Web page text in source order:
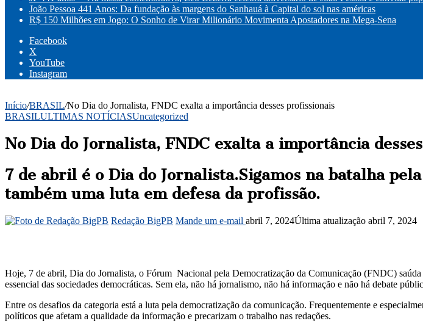
João Pessoa 441 Anos: Da fundação às margens do Sanhauá à Capital do sol nas américas
R$ 150 Milhões em Jogo: O Sonho de Virar Milionário Movimenta Apostadores na Mega-Sena
Facebook
X
YouTube
Instagram
Início/BRASIL/No Dia do Jornalista, FNDC exalta a importância desses profissionais
BRASILULTIMAS NOTÍCIASUncategorized
No Dia do Jornalista, FNDC exalta a importância
7 de abril é o Dia do Jornalista.Sigamos na batalha
também uma luta em defesa da profissão.
Redação BigPB Mande um e-mail abril 7, 2024Última atualização abril 7, 2024
Hoje, 7 de abril, Dia do Jornalista, o Fórum Nacional pela Democratização da Comunicação (FNDC)
essencial das sociedades democráticas. Sem ela, não há jornalismo, não há informação e não há debate
Entre os desafios da categoria está a luta pela democratização da comunicação. Frequentemente e
políticos que afetam a qualidade da informação e precarizam o trabalho nas redações.